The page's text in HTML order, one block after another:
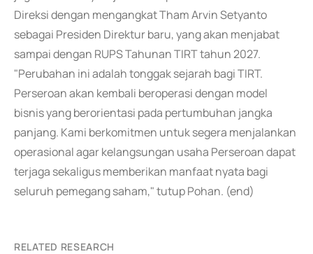
Direksi dengan mengangkat Tham Arvin Setyanto
sebagai Presiden Direktur baru, yang akan menjabat
sampai dengan RUPS Tahunan TIRT tahun 2027.
"Perubahan ini adalah tonggak sejarah bagi TIRT.
Perseroan akan kembali beroperasi dengan model
bisnis yang berorientasi pada pertumbuhan jangka
panjang. Kami berkomitmen untuk segera menjalankan
operasional agar kelangsungan usaha Perseroan dapat
terjaga sekaligus memberikan manfaat nyata bagi
seluruh pemegang saham," tutup Pohan. (end)
RELATED RESEARCH